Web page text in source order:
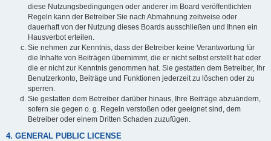
diese Nutzungsbedingungen oder anderer im Board veröffentlichten
Regeln kann der Betreiber Sie nach Abmahnung zeitweise oder
dauerhaft von der Nutzung dieses Boards ausschließen und Ihnen ein
Hausverbot erteilen.
Sie nehmen zur Kenntnis, dass der Betreiber keine Verantwortung für
die Inhalte von Beiträgen übernimmt, die er nicht selbst erstellt hat oder
die er nicht zur Kenntnis genommen hat. Sie gestatten dem Betreiber, Ihr
Benutzerkonto, Beiträge und Funktionen jederzeit zu löschen oder zu
sperren.
Sie gestatten dem Betreiber darüber hinaus, Ihre Beiträge abzuändern,
sofern sie gegen o. g. Regeln verstoßen oder geeignet sind, dem
Betreiber oder einem Dritten Schaden zuzufügen.
4. GENERAL PUBLIC LICENSE